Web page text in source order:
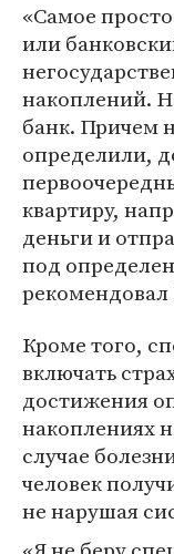
«Самое
или
накоплений.
банк. Причем
определили,
квартиру,
деньги и
под
рекомендовал
Кроме того,
включать
достижения
накоплениях
случае
человек
не нарушая